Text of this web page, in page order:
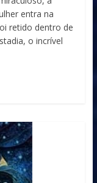
entra na
retido dentro de
o incrível